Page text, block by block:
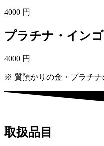
4000 円
プラチナ・イン
4000 円
※ 質預かりの金・プラチ
取扱品目